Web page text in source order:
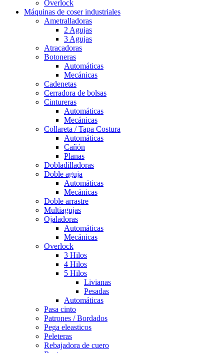
Overlock
Máquinas de coser industriales
Ametralladoras
2 Agujas
3 Agujas
Atracadoras
Botoneras
Automáticas
Mecánicas
Cadenetas
Cerradora de bolsas
Cintureras
Automáticas
Mecánicas
Collareta / Tapa Costura
Automáticas
Cañón
Planas
Dobladilladoras
Doble aguja
Automáticas
Mecánicas
Doble arrastre
Multiagujas
Ojaladoras
Automáticas
Mecánicas
Overlock
3 Hilos
4 Hilos
5 Hilos
Livianas
Pesadas
Automáticas
Pasa cinto
Patrones / Bordados
Pega eleasticos
Peleteras
Rebajadora de cuero